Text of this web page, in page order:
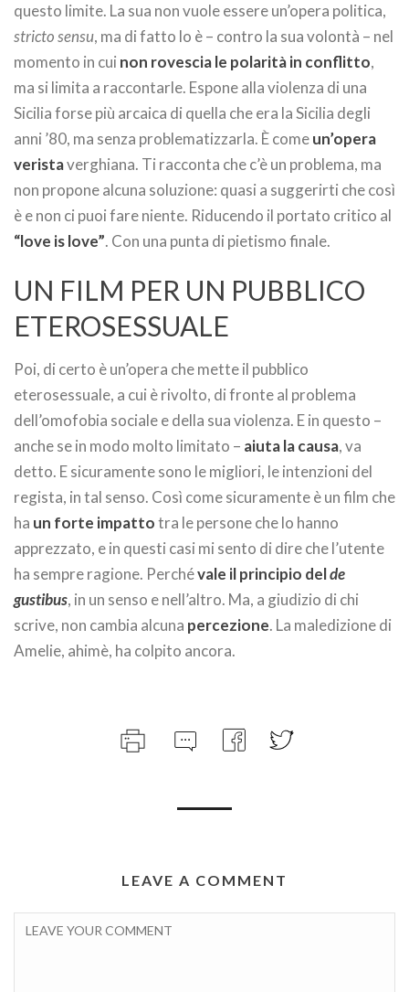
questo limite. La sua non vuole essere un’opera politica,
stricto sensu, ma di fatto lo è – contro la sua volontà – nel
momento in cui non rovescia le polarità in conflitto,
ma si limita a raccontarle. Espone alla violenza di una
Sicilia forse più arcaica di quella che era la Sicilia degli
anni ’80, ma senza problematizzarla. È comeun’opera
veristaverghiana. Ti racconta che c’è un problema, ma
non propone alcuna soluzione: quasi a suggerirti che così
è e non ci puoi fare niente. Riducendo il portato critico al
“love is love”. Con una punta di pietismo finale.
UN FILM PER UN PUBBLICO
ETEROSESSUALE
Poi, di certo è un’opera che mette il pubblico
eterosessuale, a cui è rivolto, di fronte al problema
dell’omofobia sociale e della sua violenza. E in questo –
anche se in modo molto limitato – aiuta la causa, va
detto. E sicuramente sono le migliori, le intenzioni del
regista, in tal senso. Così come sicuramente è un film che
ha un forte impattotra le persone che lo hanno
apprezzato, e in questi casi mi sento di dire che l’utente
ha sempre ragione. Perchévale il principio delde
gustibus, in un senso e nell’altro. Ma, a giudizio di chi
scrive, non cambia alcuna percezione. La maledizione di
Amelie, ahimè, ha colpito ancora.
LEAVE A COMMENT